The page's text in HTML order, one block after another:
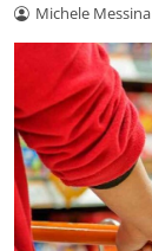
Michele Messina